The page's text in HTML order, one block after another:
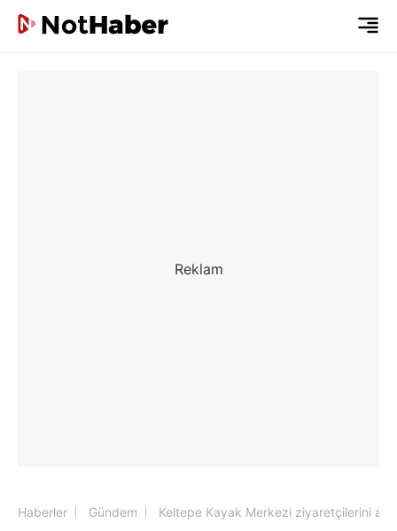
Haberler Gündem Keltepe Kayak Merkezi ziyaretçilerini